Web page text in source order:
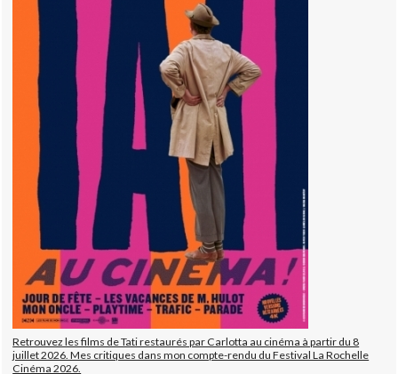
Retrouvez les films de Tati restaurés par Carlotta au cinéma à partir du 8
juillet 2026. Mes critiques dans mon compte-rendu du Festival La Rochelle
Cinéma 2026.